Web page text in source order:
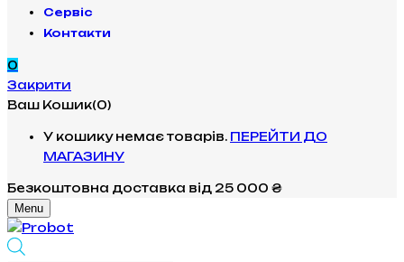
Сервіс
Контакти
0
Закрити
Ваш Кошик(0)
У кошику немає товарів. ПЕРЕЙТИ ДО
МАГАЗИНУ
Безкоштовна доставка від 25 000 ₴
Menu